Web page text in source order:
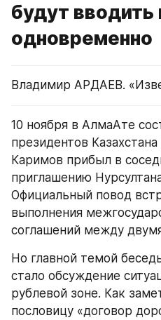
будут вводить
одновременно
Владимир АРДАЕВ.
10 ноября в АлмаАте
президентов
Каримов прибыл в
приглашению
Официальный повод
выполнения
соглашений между
Но главной темой
стало обсуждение
рублевой зоне. Как
пословицу «договор